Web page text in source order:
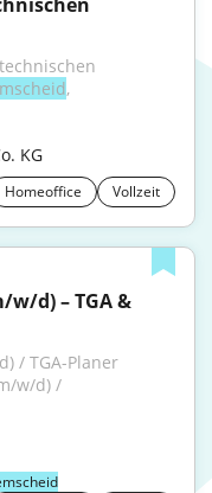
,
KG
Homeoffice Vollzeit
w/d) – TGA &
/ TGA-Planer
w/d) /